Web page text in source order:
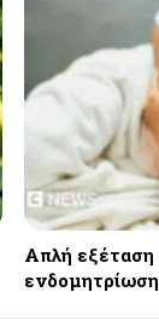
Απλή εξέταση